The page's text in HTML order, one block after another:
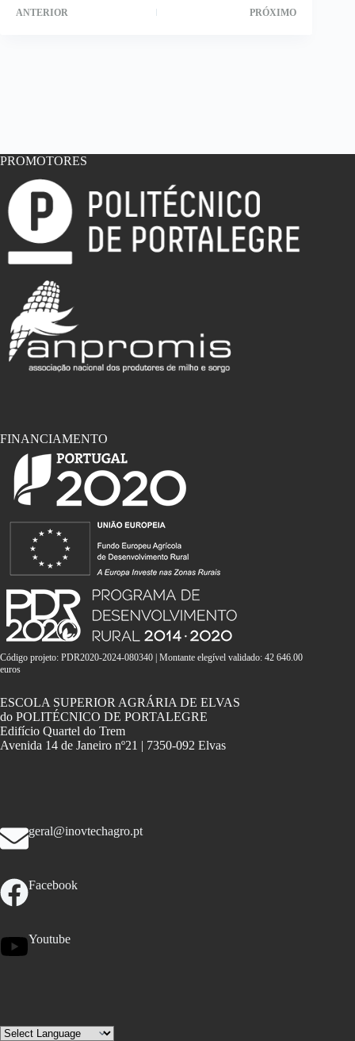
ANTERIOR PRÓXIMO
PROMOTORES
FINANCIAMENTO
Código projeto: PDR2020-2024-080340 | Montante elegível validado: 42 646.00
euros
ESCOLA SUPERIOR AGRÁRIA DE ELVAS
do POLITÉCNICO DE PORTALEGRE
Edifício Quartel do Trem
Avenida 14 de Janeiro nº21 | 7350-092 Elvas
geral@inovtechagro.pt
Facebook
Youtube